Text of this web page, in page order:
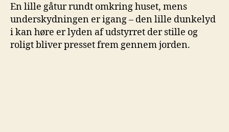
En lille gåtur rundt omkring huset, mens
underskydningen er igang – den lille dunkelyd
i kan høre er lyden af udstyrret der stille og
roligt bliver presset frem gennem jorden.